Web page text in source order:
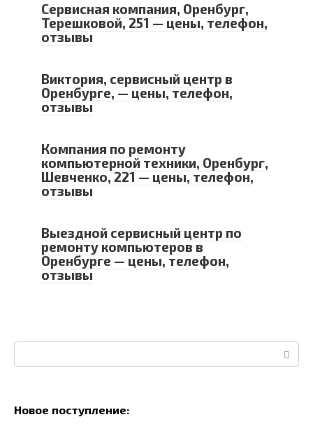
Сервисная компания, Оренбург,
Терешковой, 251 — цены, телефон,
отзывы
Виктория, сервисный центр в
Оренбурге, — цены, телефон,
отзывы
Компания по ремонту
компьютерной техники, Оренбург,
Шевченко, 221 — цены, телефон,
отзывы
Выездной сервисный центр по
ремонту компьютеров в
Оренбурге — цены, телефон,
отзывы
Новое поступление: